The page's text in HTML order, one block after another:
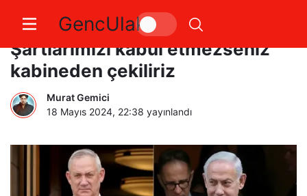
GencUlak
İsrail hükümetinde kriz | Gantz:
Şartlarımızı kabul etmezseniz
kabineden çekiliriz
Murat Gemici
18 Mayıs 2024, 22:38 yayınlandı